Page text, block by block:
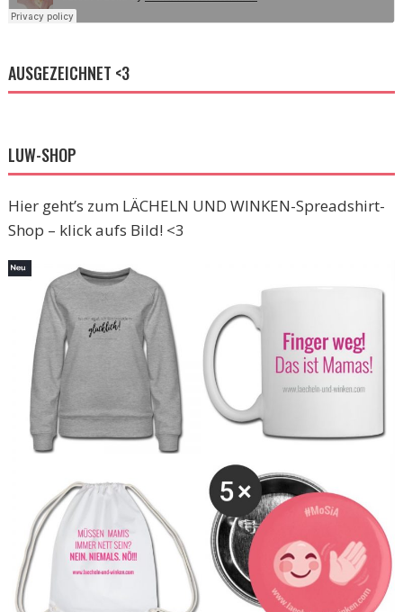
AUSGEZEICHNET <3
LUW-SHOP
Hier geht’s zum LÄCHELN UND WINKEN-Spreadshirt-
Shop – klick aufs Bild! <3